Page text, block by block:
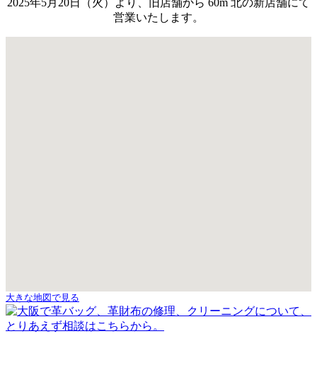
営業いたします。
大きな地図で見る